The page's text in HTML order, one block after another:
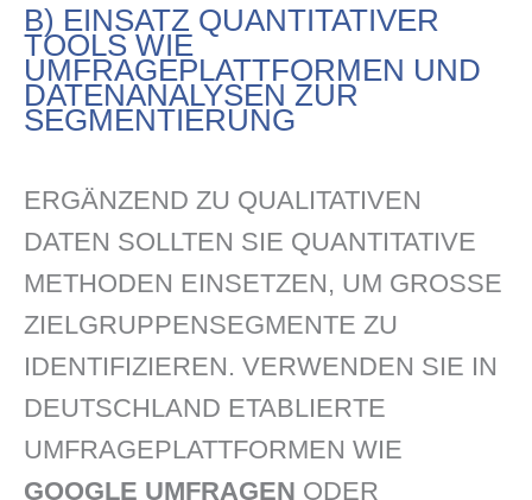
B) EINSATZ QUANTITATIVER
TOOLS WIE
UMFRAGEPLATTFORMEN UND
DATENANALYSEN ZUR
SEGMENTIERUNG
ERGÄNZEND ZU QUALITATIVEN
DATEN SOLLTEN SIE QUANTITATIVE
METHODEN EINSETZEN, UM GROSSE Z
IELGRUPPENSEGMENTE ZU I
DENTIFIZIEREN. VERWENDEN SIE IN D
EUTSCHLAND ETABLIERTE U
MFRAGEPLATTFORMEN WIE
GOOGLE UMFRAGEN ODER